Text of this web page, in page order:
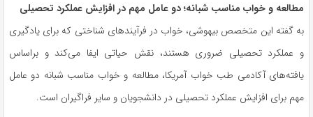
مطالعه و خواب مناسب شبانه؛ دو عامل مهم در افزایش عملکرد تحصیلی
به گفته این متخصص بیهوشی، خواب در فرآیندهای شناختی که برای یادگیری
و عملکرد تحصیلی ضروری هستند، نقش حیاتی ایفا می‌کند و براساس
یافته‌های آکادمی طب خواب آمریکا، مطالعه و خواب مناسب شبانه دو عامل
مهم برای افزایش عملکرد تحصیلی در دانشجویان و سایر فراگیران است.